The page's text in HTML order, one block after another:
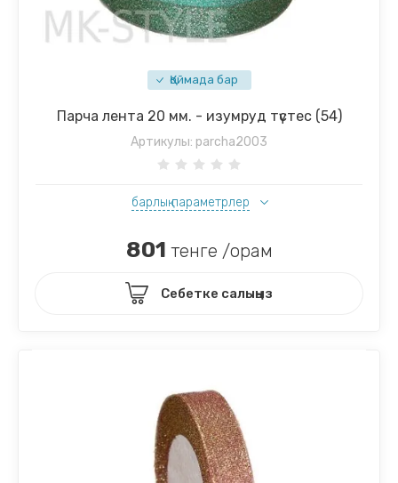
Қоймада бар
Парча лента 20 мм. - изумруд түстес (54)
Артикулы: parcha2003
барлық параметрлер
801 тенге /орам
Себетке салыңыз